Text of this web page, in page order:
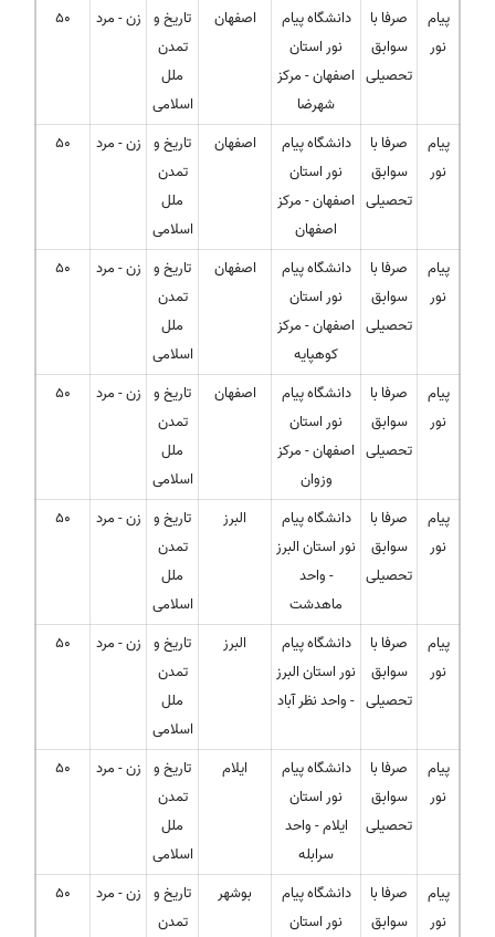
پیام
نور
صرفا با
سوابق
تحصیلی
دانشگاه پیام
نور استان
اصفهان - مرکز
شهرضا
اصفهان
تاریخ و
تمدن
ملل
اسلامی
زن - مرد 50
پیام
نور
صرفا با
سوابق
تحصیلی
دانشگاه پیام
نور استان
اصفهان - مرکز
اصفهان
اصفهان
تاریخ و
تمدن
ملل
اسلامی
زن - مرد 50
پیام
نور
صرفا با
سوابق
تحصیلی
دانشگاه پیام
نور استان
اصفهان - مرکز
کوهپایه
اصفهان
تاریخ و
تمدن
ملل
اسلامی
زن - مرد 50
پیام
نور
صرفا با
سوابق
تحصیلی
دانشگاه پیام
نور استان
اصفهان - مرکز
وزوان
اصفهان
تاریخ و
تمدن
ملل
اسلامی
زن - مرد 50
پیام
نور
صرفا با
سوابق
تحصیلی
دانشگاه پیام
نور استان البرز
- واحد
ماهدشت
البرز
تاریخ و
تمدن
ملل
اسلامی
زن - مرد 50
پیام
نور
صرفا با
سوابق
تحصیلی
دانشگاه پیام
نور استان البرز
- واحد نظر آباد
البرز
تاریخ و
تمدن
ملل
اسلامی
زن - مرد 50
پیام
نور
صرفا با
سوابق
تحصیلی
دانشگاه پیام
نور استان
ایلام - واحد
سرابله
ایلام
تاریخ و
تمدن
ملل
اسلامی
زن - مرد 50
پیام
نور
صرفا با
سوابق
دانشگاه پیام
نور استان
بوشهر
تاریخ و
تمدن
زن - مرد 50